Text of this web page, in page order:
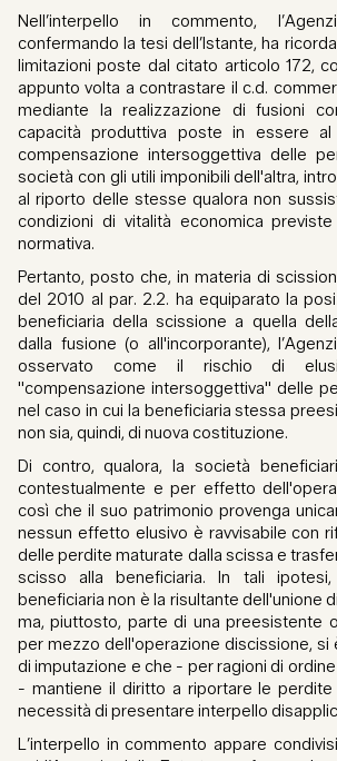
Nell’interpello in commento,
confermando la tesi dell’Istante, ha
limitazioni poste dal citato articolo 172,
appunto volta a contrastare il c.d.
mediante la realizzazione di fusioni
capacità produttiva poste in essere
compensazione intersoggettiva delle
società con gli utili imponibili dell'altra,
al riporto delle stesse qualora non
condizioni di vitalità economica
normativa.
Pertanto, posto che, in materia di
del 2010 al par. 2.2. ha equiparato la
beneficiaria della scissione a quella
dalla fusione (o all'incorporante),
osservato come il rischio di
"compensazione intersoggettiva" delle
nel caso in cui la beneficiaria stessa
non sia, quindi, di nuova costituzione.
Di contro, qualora, la società
contestualmente e per effetto
così che il suo patrimonio provenga
nessun effetto elusivo è ravvisabile con
delle perdite maturate dalla scissa e
scisso alla beneficiaria. In tali
beneficiaria non è la risultante dell'unione
ma, piuttosto, parte di una preesistente
per mezzo dell'operazione discissione, si
di imputazione e che - per ragioni di
- mantiene il diritto a riportare le perdite
necessità di presentare interpello
L’interpello in commento appare